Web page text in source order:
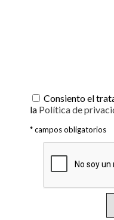
Consiento el
la Política de
* campos obligatorios